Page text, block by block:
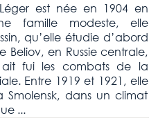
est née en 1904 en
famille modeste, elle
qu’elle étudie d’abord
Beliov, en Russie centrale,
fui les combats de la
Entre 1919 et 1921, elle
Smolensk, dans un climat
...